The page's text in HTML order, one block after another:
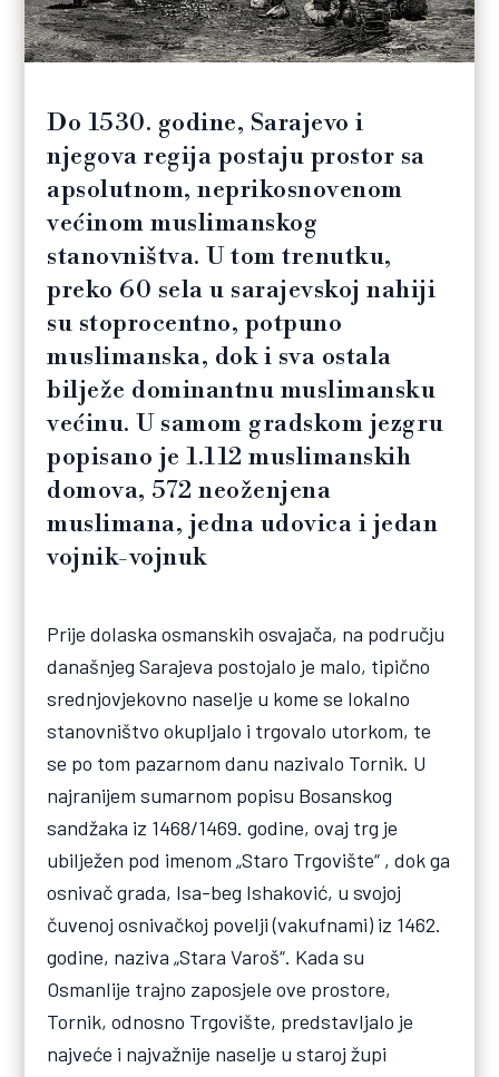
Do 1530. godine, Sarajevo i
njegova regija postaju prostor sa
apsolutnom, neprikosnovenom
većinom muslimanskog
stanovništva. U tom trenutku,
preko 60 sela u sarajevskoj nahiji
su stoprocentno, potpuno
muslimanska, dok i sva ostala
bilježe dominantnu muslimansku
većinu. U samom gradskom jezgru
popisano je 1.112 muslimanskih
domova, 572 neoženjena
muslimana, jedna udovica i jedan
vojnik-vojnuk
Prije dolaska osmanskih osvajača, na području
današnjeg Sarajeva postojalo je malo, tipično
srednjovjekovno naselje u kome se lokalno
stanovništvo okupljalo i trgovalo utorkom, te
se po tom pazarnom danu nazivalo Tornik. U
najranijem sumarnom popisu Bosanskog
sandžaka iz 1468/1469. godine, ovaj trg je
ubilježen pod imenom „Staro Trgovište“ , dok ga
osnivač grada, Isa-beg Ishaković, u svojoj
čuvenoj osnivačkoj povelji (vakufnami) iz 1462.
godine, naziva „Stara Varoš“. Kada su
Osmanlije trajno zaposjele ove prostore,
Tornik, odnosno Trgovište, predstavljalo je
najveće i najvažnije naselje u staroj župi